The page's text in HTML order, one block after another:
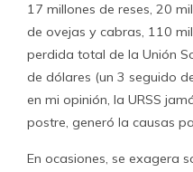
17 millones de reses, 20
de ovejas y cabras, 110
perdida total de la Unión
de dólares (un 3 seguido
en mi opinión, la URSS
postre, generó la causas
En ocasiones, se exagera